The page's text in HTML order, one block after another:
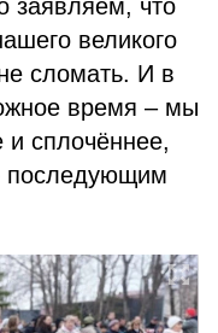
заявляем, что
великого
сломать. И в
время – мы
сплочённее,
последующим